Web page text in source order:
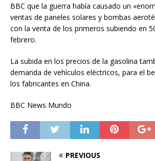
BBC que la guerra había causado un
ventas de paneles solares y bombas
con la venta de los primeros subiendo en
febrero.
La subida en los precios de la gasolina
demanda de vehículos eléctricos, para el
los fabricantes en China.
BBC News Mundo
PREVIOUS